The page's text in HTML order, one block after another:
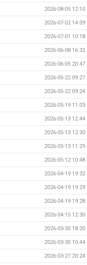
2026-08-05 12:10
2026-07-02 14:09
2026-07-01 10:18
2026-06-08 16:32
2026-06-05 20:47
2026-05-22 09:27
2026-05-22 09:24
2026-05-19 11:03
2026-05-13 12:44
2026-05-13 12:30
2026-05-13 11:29
2026-05-12 10:48
2026-04-19 19:32
2026-04-19 19:29
2026-04-19 19:28
2026-04-15 12:30
2026-03-30 18:20
2026-03-30 10:44
2026-03-27 20:24